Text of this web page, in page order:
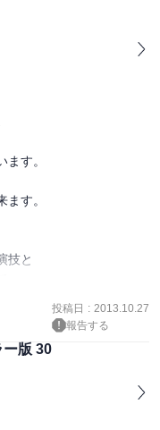
す。
す。
技と
と思っている為、
が出来ます。)
投稿日 : 2013.10.27
報告する
版 30